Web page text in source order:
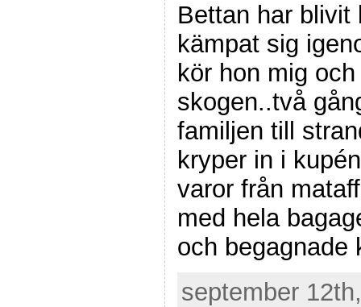
Bettan har blivit
kämpat sig
kör hon mig
skogen..två
familjen till
kryper in i
varor från
med hela
och
september